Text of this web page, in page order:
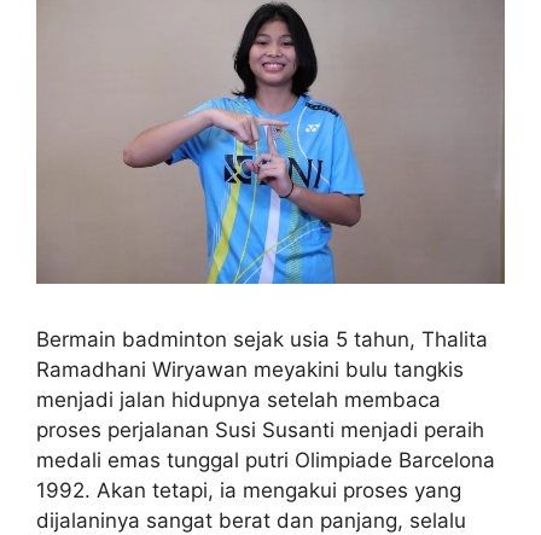
Bermain badminton sejak usia 5 tahun, Thalita
Ramadhani Wiryawan meyakini bulu tangkis
menjadi jalan hidupnya setelah membaca
proses perjalanan Susi Susanti menjadi peraih
medali emas tunggal putri Olimpiade Barcelona
1992. Akan tetapi, ia mengakui proses yang
dijalaninya sangat berat dan panjang, selalu